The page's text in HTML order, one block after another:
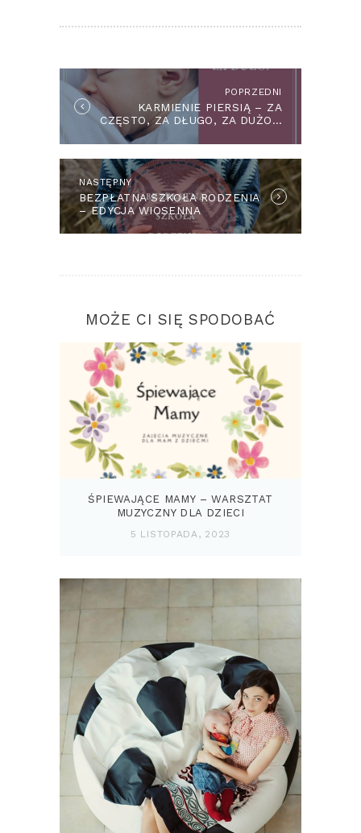
POPRZEDNI
KARMIENIE PIERSIĄ – ZA
CZĘSTO, ZA DŁUGO, ZA DUŻO…
NASTĘPNYNext
post:
BEZPŁATNA SZKOŁA RODZENIA
– EDYCJA WIOSENNA
MOŻE CI SIĘ SPODOBAĆ
ŚPIEWAJĄCE MAMY – WARSZTAT
MUZYCZNY DLA DZIECI
5 LISTOPADA, 2023